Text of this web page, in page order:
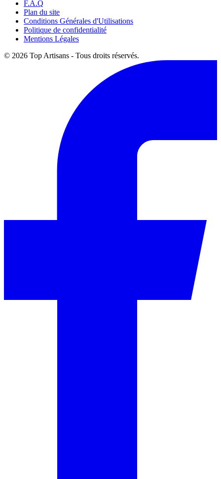
F.A.Q
Plan du site
Conditions Générales d'Utilisations
Politique de confidentialité
Mentions Légales
© 2026 Top Artisans - Tous droits réservés.